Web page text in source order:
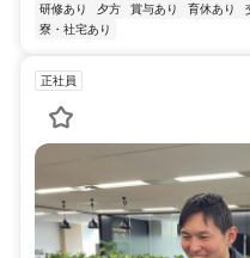
研修あり
夕方 賞与あり 育休あり
寮・社宅あり
正社員